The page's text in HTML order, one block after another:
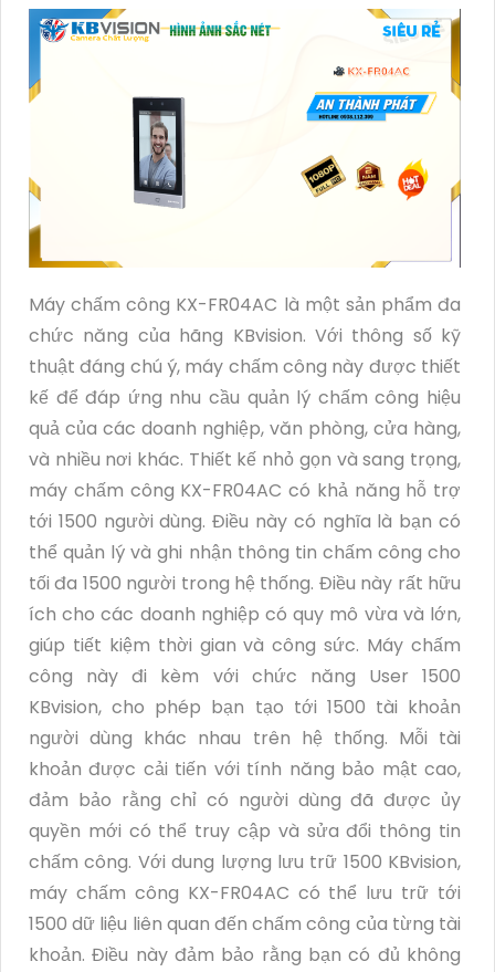
Máy chấm công KX-FR04AC là một sản phẩm đa
chức năng của hãng KBvision. Với thông số kỹ
thuật đáng chú ý, máy chấm công này được thiết
kế để đáp ứng nhu cầu quản lý chấm công hiệu
quả của các doanh nghiệp, văn phòng, cửa hàng,
và nhiều nơi khác. Thiết kế nhỏ gọn và sang trọng,
máy chấm công KX-FR04AC có khả năng hỗ trợ
tới 1500 người dùng. Điều này có nghĩa là bạn có
thể quản lý và ghi nhận thông tin chấm công cho
tối đa 1500 người trong hệ thống. Điều này rất hữu
ích cho các doanh nghiệp có quy mô vừa và lớn,
giúp tiết kiệm thời gian và công sức. Máy chấm
công này đi kèm với chức năng User 1500
KBvision, cho phép bạn tạo tới 1500 tài khoản
người dùng khác nhau trên hệ thống. Mỗi tài
khoản được cải tiến với tính năng bảo mật cao,
đảm bảo rằng chỉ có người dùng đã được ủy
quyền mới có thể truy cập và sửa đổi thông tin
chấm công. Với dung lượng lưu trữ 1500 KBvision,
máy chấm công KX-FR04AC có thể lưu trữ tới
1500 dữ liệu liên quan đến chấm công của từng tài
khoản. Điều này đảm bảo rằng bạn có đủ không